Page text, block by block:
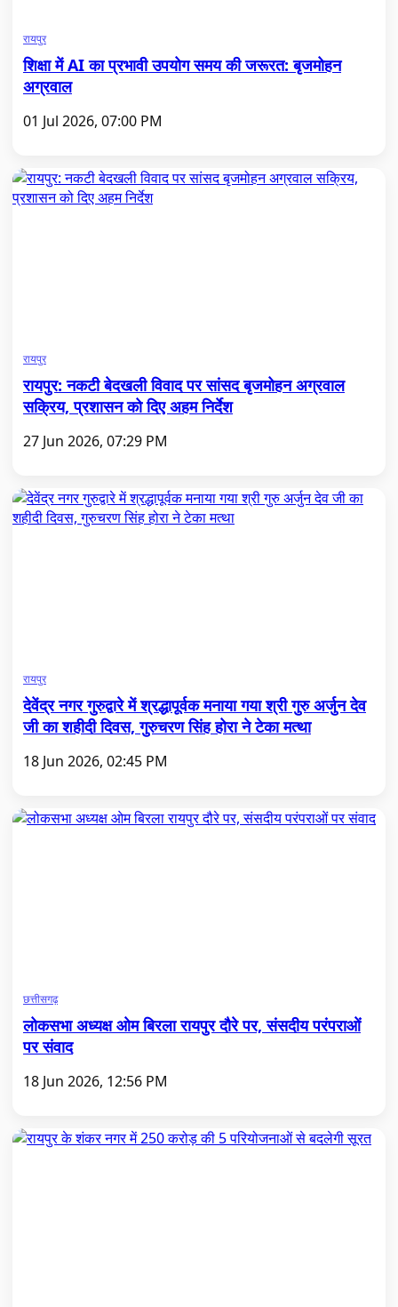
रायपुर
शिक्षा में AI का प्रभावी उपयोग समय की जरूरत: बृजमोहन
अग्रवाल
01 Jul 2026, 07:00 PM
रायपुर
रायपुर: नकटी बेदखली विवाद पर सांसद बृजमोहन अग्रवाल
सक्रिय, प्रशासन को दिए अहम निर्देश
27 Jun 2026, 07:29 PM
रायपुर
देवेंद्र नगर गुरुद्वारे में श्रद्धापूर्वक मनाया गया श्री गुरु अर्जुन देव
जी का शहीदी दिवस, गुरुचरण सिंह होरा ने टेका मत्था
18 Jun 2026, 02:45 PM
छत्तीसगढ़
लोकसभा अध्यक्ष ओम बिरला रायपुर दौरे पर, संसदीय परंपराओं
पर संवाद
18 Jun 2026, 12:56 PM